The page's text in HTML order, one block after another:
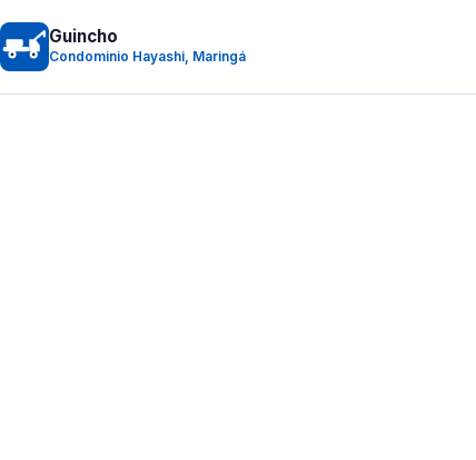
Guincho
Condominio Hayashi, Maringá